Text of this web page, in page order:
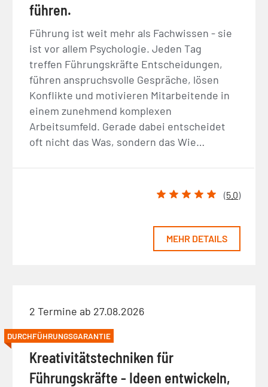
führen.
Führung ist weit mehr als Fachwissen - sie
ist vor allem Psychologie. Jeden Tag
treffen Führungskräfte Entscheidungen,
führen anspruchsvolle Gespräche, lösen
Konflikte und motivieren Mitarbeitende in
einem zunehmend komplexen
Arbeitsumfeld. Gerade dabei entscheidet
oft nicht das Was, sondern das Wie…
(5.0)
MEHR DETAILS
2 Termine ab 27.08.2026
DURCHFÜHRUNGSGARANTIE
Kreativitätstechniken für
Führungskräfte - Ideen entwickeln,